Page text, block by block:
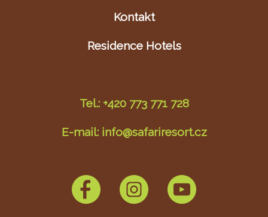
Kontakt
Residence Hotels
Tel.: +420 773 771 728
E-mail: info@safariresort.cz